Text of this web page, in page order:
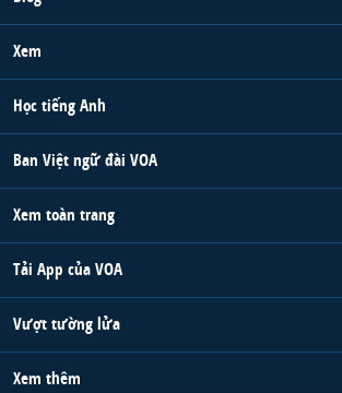
Xem
Học tiếng Anh
Ban Việt ngữ đài VOA
Xem toàn trang
Tải App của VOA
Vượt tường lửa
Xem thêm